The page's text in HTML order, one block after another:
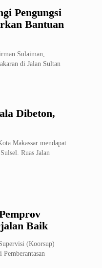
Pengungsi
Bantuan
Sulaiman,
di Jalan Sultan
Dibeton,
Makassar mendapat
Ruas Jalan
Baik
(Koorsup)